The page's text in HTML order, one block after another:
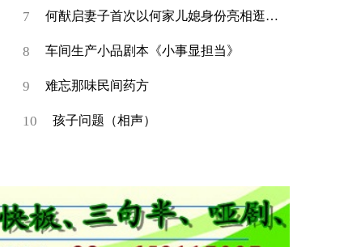
7 何猷启妻子首次以何家儿媳身份亮相逛母婴展
8 车间生产小品剧本《小事显担当》
9 难忘那味民间药方
10 孩子问题（相声）